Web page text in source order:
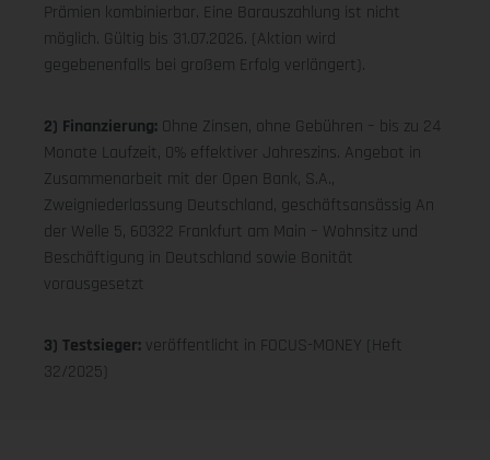
Prämien kombinierbar. Eine Barauszahlung ist nicht
möglich. Gültig bis 31.07.2026. (Aktion wird
gegebenenfalls bei großem Erfolg verlängert).
2) Finanzierung: Ohne Zinsen, ohne Gebühren – bis zu 24
Monate Laufzeit, 0% effektiver Jahreszins. Angebot in
Zusammenarbeit mit der Open Bank, S.A.,
Zweigniederlassung Deutschland, geschäftsansässig An
der Welle 5, 60322 Frankfurt am Main – Wohnsitz und
Beschäftigung in Deutschland sowie Bonität
vorausgesetzt
3) Testsieger: veröffentlicht in FOCUS-MONEY (Heft
32/2025)